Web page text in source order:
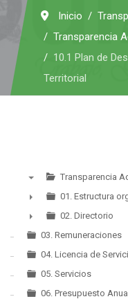
Inicio
Transparencia
10.1 Plan de
Territorial
▼
Transparencia
►
01. Estructura
►
02. Directorio
03. Remuneraciones
04. Licencia de
05. Servicios
06. Presupuesto Anual